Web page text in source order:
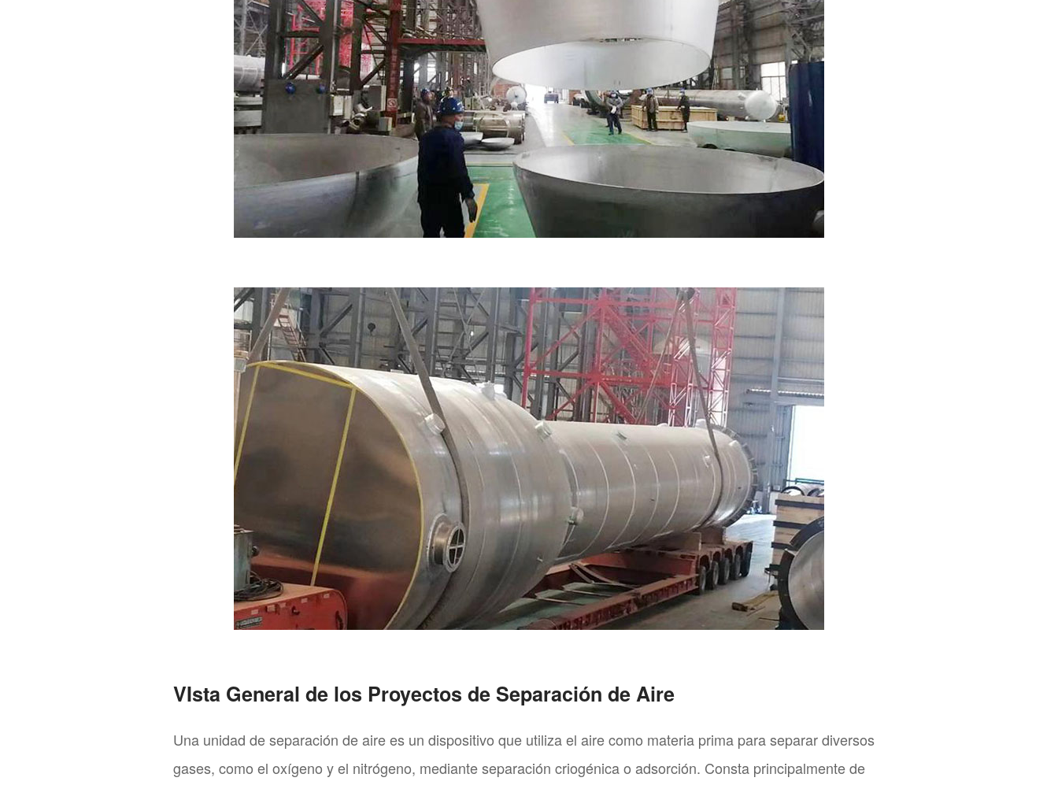
VIsta General de los Proyectos de Separación de Aire
Una unidad de separación de aire es un dispositivo que utiliza el aire como materia prima para separar diversos
gases, como el oxígeno y el nitrógeno, mediante separación criogénica o adsorción. Consta principalmente de